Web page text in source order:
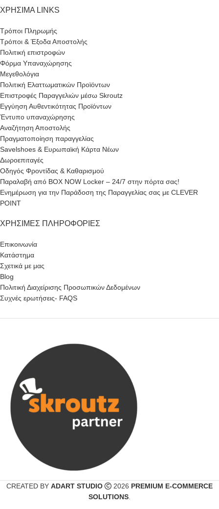
ΧΡΗΣΙΜΑ LINKS
Τρόποι Πληρωμής
Τρόποι & Έξοδα Αποστολής
Πολιτική επιστροφών
Φόρμα Υπαναχώρησης
Μεγεθολόγια
Πολιτική Ελαττωματικών Προϊόντων
Επιστροφές Παραγγελιών μέσω Skroutz
Εγγύηση Αυθεντικότητας Προϊόντων
Έντυπο υπαναχώρησης
Αναζήτηση Αποστολής
Πραγματοποίηση παραγγελίας
Savelshoes & Ευρωπαϊκή Κάρτα Νέων
Δωροεπιταγές
Οδηγός Φροντίδας & Καθαρισμού
Παραλαβή από BOX NOW Locker – 24/7 στην πόρτα σας!
Ενημέρωση για την Παράδοση της Παραγγελίας σας με CLEVER
POINT
ΧΡΉΣΙΜΕΣ ΠΛΗΡΟΦΟΡΊΕΣ
Επικοινωνία
Κατάστημα
Σχετικά με μας
Blog
Πολιτική Διαχείρισης Προσωπικών Δεδομένων
Συχνές ερωτήσεις- FAQS
CREATED BY ADART STUDIO 2026 PREMIUM E-COMMERCE
SOLUTIONS.